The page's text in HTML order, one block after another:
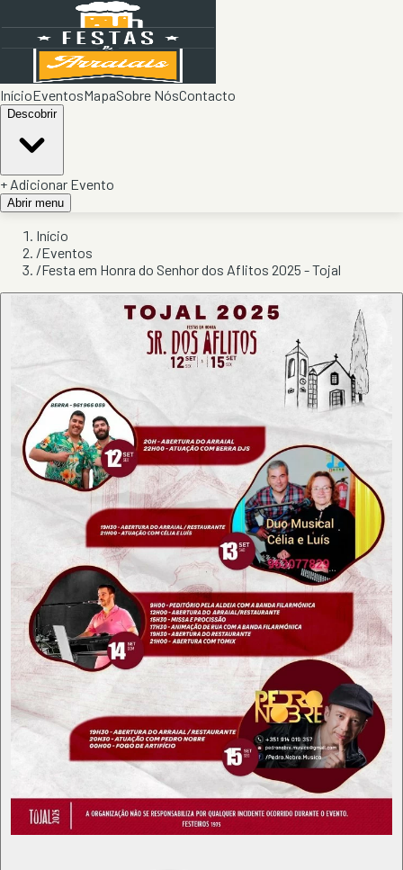
InícioEventosMapaSobre NósContacto
Descobrir
+ Adicionar Evento
Abrir menu
Início
/Eventos
/Festa em Honra do Senhor dos Aflitos 2025 - Tojal